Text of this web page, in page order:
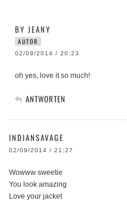
BY JEANY
AUTOR
02/09/2014 / 20:23
oh yes, love it so much!
ANTWORTEN
INDIANSAVAGE
02/09/2014 / 21:27
Wowww sweetie
You look amazing
Love your jacket